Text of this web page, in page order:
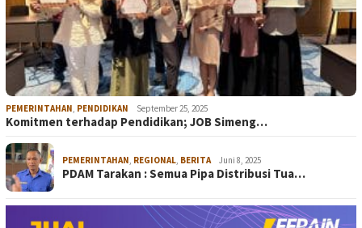
PEMERINTAHAN PENDIDIKAN September 25, 2025
Komitmen terhadap Pendidikan; JOB Simeng…
PEMERINTAHAN REGIONAL BERITA Juni 8, 2025
PDAM Tarakan : Semua Pipa Distribusi Tua…